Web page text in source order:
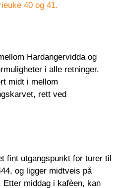
40 og 41.
Hardangervidda og
i alle retninger.
midt i mellom
rett ved
fint utgangspunkt for turer til
og ligger midtveis på
middag i kafèen, kan